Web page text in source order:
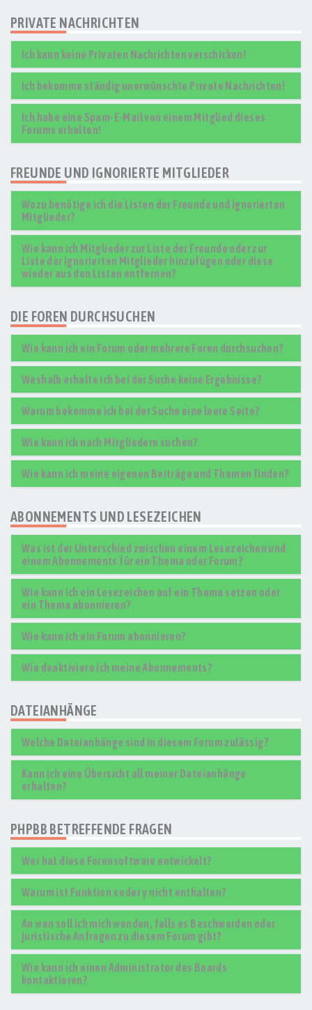
PRIVATE NACHRICHTEN
Ich kann keine Privaten Nachrichten verschicken!
Ich bekomme ständig unerwünschte Private Nachrichten!
Ich habe eine Spam-E-Mail von einem Mitglied dieses
Forums erhalten!
FREUNDE UND IGNORIERTE MITGLIEDER
Wozu benötige ich die Listen der Freunde und ignorierten
Mitglieder?
Wie kann ich Mitglieder zur Liste der Freunde oder zur
Liste der ignorierten Mitglieder hinzufügen oder diese
wieder aus den Listen entfernen?
DIE FOREN DURCHSUCHEN
Wie kann ich ein Forum oder mehrere Foren durchsuchen?
Weshalb erhalte ich bei der Suche keine Ergebnisse?
Warum bekomme ich bei der Suche eine leere Seite?
Wie kann ich nach Mitgliedern suchen?
Wie kann ich meine eigenen Beiträge und Themen finden?
ABONNEMENTS UND LESEZEICHEN
Was ist der Unterschied zwischen einem Lesezeichen und
einem Abonnements für ein Thema oder Forum?
Wie kann ich ein Lesezeichen auf ein Thema setzen oder
ein Thema abonnieren?
Wie kann ich ein Forum abonnieren?
Wie deaktiviere ich meine Abonnements?
DATEIANHÄNGE
Welche Dateianhänge sind in diesem Forum zulässig?
Kann ich eine Übersicht all meiner Dateianhänge
erhalten?
PHPBB BETREFFENDE FRAGEN
Wer hat diese Forensoftware entwickelt?
Warum ist Funktion x oder y nicht enthalten?
An wen soll ich mich wenden, falls es Beschwerden oder
juristische Anfragen zu diesem Forum gibt?
Wie kann ich einen Administrator des Boards
kontaktieren?